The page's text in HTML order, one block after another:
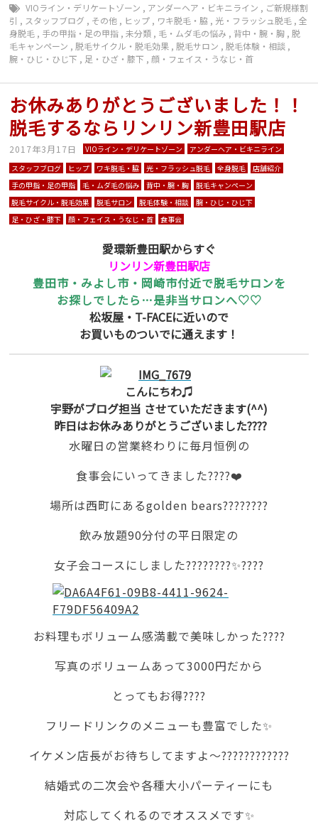
VIOライン・デリケートゾーン , アンダーヘア・ビキニライン , ご新規様割
引 , スタッフブログ , その他 , ヒップ , ワキ脱毛・脇 , 光・フラッシュ脱毛 ,全
身脱毛 , 手の甲指・足の甲指 ,未分類 , 毛・ムダ毛の悩み , 背中・腕・胸 ,脱
毛キャンペーン ,脱毛サイクル・脱毛効果 ,脱毛サロン ,脱毛体験・相談 ,
腕・ひじ・ひじ下 , 足・ひざ・膝下 ,顔・フェイス・うなじ・首
お休みありがとうございました！！
脱毛するならリンリン新豊田駅店
2017年3月17日 VIOライン・デリケートゾーン
アンダーヘア・ビキニライン
スタッフブログ
ヒップ ワキ脱毛・脇 光・フラッシュ脱毛 全身脱毛
店舗紹介
手の甲指・足の甲指
毛・ムダ毛の悩み 背中・腕・胸
脱毛キャンペーン
脱毛サイクル・脱毛効果
脱毛サロン 脱毛体験・相談
腕・ひじ・ひじ下
足・ひざ・膝下
顔・フェイス・うなじ・首 食事会
愛環新豊田駅からすぐ
リンリン新豊田駅店
豊田市・みよし市・岡崎市付近で脱毛サロンを
お探しでしたら…是非当サロンへ♡♡
松坂屋・T-FACEに近いので
お買いものついでに通えます！
こんにちわ♫
宇野がブログ担当 させていただきます(^^)
昨日はお休みありがとうございました????
水曜日の営業終わりに毎月恒例の
食事会にいってきました????❤️
場所は西町にあるgolden bears????????
飲み放題90分付の平日限定の
女子会コースにしました????????✨????
お料理もボリューム感満載で美味しかった????
写真のボリュームあって3000円だから
とってもお得????
フリードリンクのメニューも豊富でした✨
イケメン店長がお待ちしてますよ〜????????????
結婚式の二次会や各種大小パーティーにも
対応してくれるのでオススメです✨